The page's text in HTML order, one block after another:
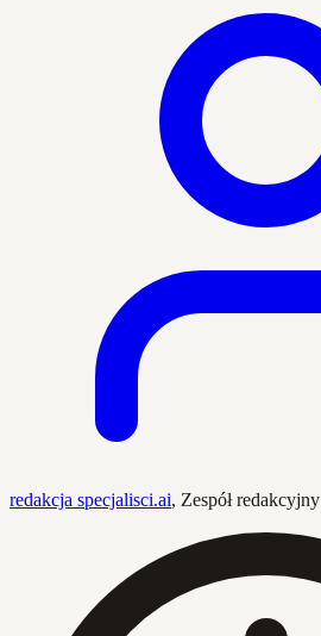
redakcja specjalisci.ai, Zespół redakcyjny